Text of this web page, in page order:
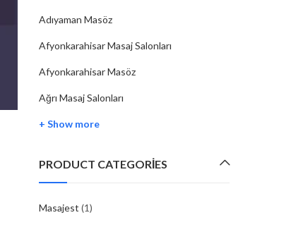
Adıyaman Masöz
Afyonkarahisar Masaj Salonları
Afyonkarahisar Masöz
Ağrı Masaj Salonları
+ Show more
PRODUCT CATEGORIES
Masajest (1)